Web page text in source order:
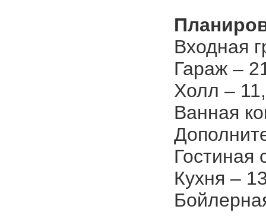
Входная
Гараж –
Холл –
Ванная
Гостиная
Кухня –